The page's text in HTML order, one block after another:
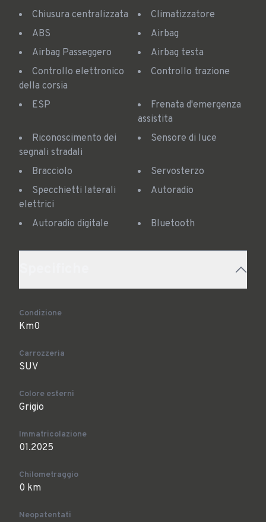
Chiusura centralizzata
Climatizzatore
ABS
Airbag
Airbag Passeggero
Airbag testa
Controllo elettronico
della corsia
Controllo trazione
ESP
Frenata d'emergenza
assistita
Riconoscimento dei
segnali stradali
Sensore di luce
Bracciolo
Servosterzo
Specchietti laterali
elettrici
Autoradio
Autoradio digitale Bluetooth
Condizione
Km0
Carrozzeria
SUV
Colore esterni
Grigio
Immatricolazione
01.2025
Chilometraggio
0 km
Neopatentati